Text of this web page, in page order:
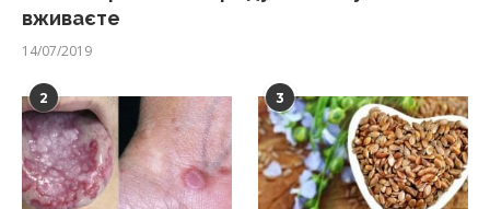
вживаєте
14/07/2019
2 3